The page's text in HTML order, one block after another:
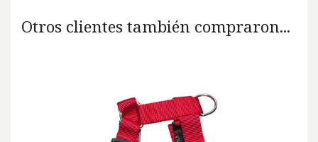
Otros clientes también compraron...